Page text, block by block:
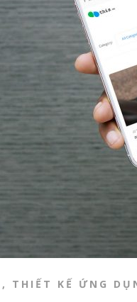
, THIẾT KẾ ỨNG